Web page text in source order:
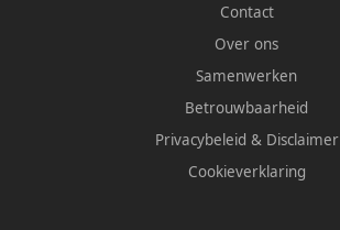
Contact
Over ons
Samenwerken
Betrouwbaarheid
Privacybeleid & Disclaimer
Cookieverklaring